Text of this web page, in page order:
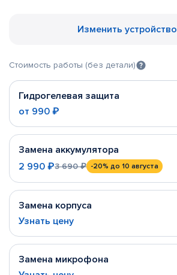
Изменить устройство
Стоимость работы (без детали)
Гидрогелевая защита
от 990 ₽
Замена аккумулятора
2 990 ₽3 690 ₽ -20% до 10 августа
Замена корпуса
Узнать цену
Замена микрофона